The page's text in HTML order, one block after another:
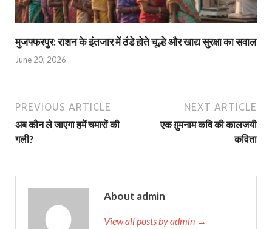
मुजफ्फरपुर: राशन के इंतजार में ठंडे होते चूल्हे और खाद्य सुरक्षा का सवाल
June 20, 2026
PREVIOUS ARTICLE
अब कौन ले जाएगा हमें चमारों की
गली?
NEXT ARTICLE
एक ग़ुमनाम कवि की कालजयी
कविता
About admin
View all posts by admin →